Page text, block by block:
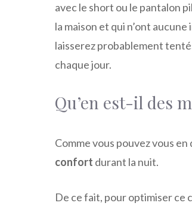
avec le short ou le pantalon
la maison et qui n’ont
laisserez probablement
chaque jour.
Qu’en est-il des
Comme vous pouvez vous
confort durant la nuit.
De ce fait, pour optimiser ce